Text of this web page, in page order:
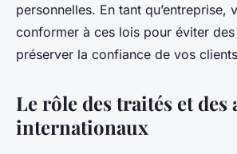
personnelles. En tant qu’entreprise,
conformer à ces lois pour éviter des
préserver la confiance de vos
Le rôle des traités et des
internationaux